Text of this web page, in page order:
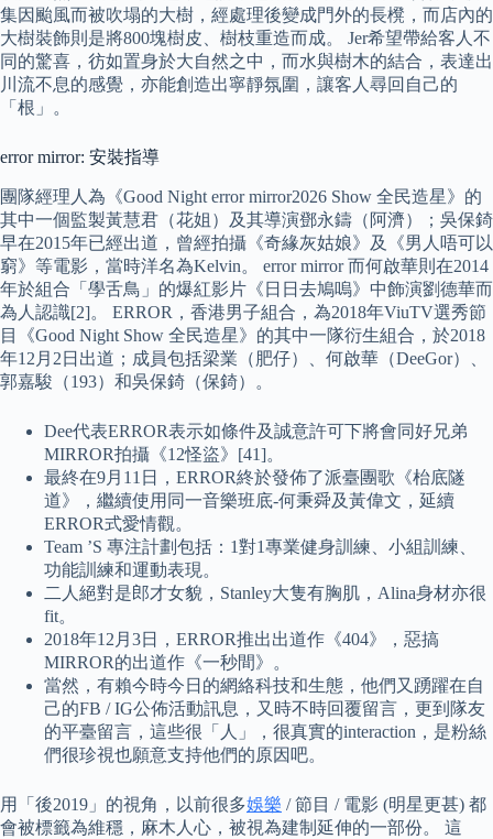
集因颱風而被吹塌的大樹，經處理後變成門外的長櫈，而店內的
大樹裝飾則是將800塊樹皮、樹枝重造而成。 Jer希望帶給客人不
同的驚喜，彷如置身於大自然之中，而水與樹木的結合，表達出
川流不息的感覺，亦能創造出寧靜氛圍，讓客人尋回自己的
「根」。
error mirror: 安裝指導
團隊經理人為《Good Night error mirror2026 Show 全民造星》的
其中一個監製黃慧君（花姐）及其導演鄧永鑄（阿濟）；吳保錡
早在2015年已經出道，曾經拍攝《奇緣灰姑娘》及《男人唔可以
窮》等電影，當時洋名為Kelvin。 error mirror 而何啟華則在2014
年於組合「學舌鳥」的爆紅影片《日日去鳩嗚》中飾演劉德華而
為人認識[2]。 ERROR，香港男子組合，為2018年ViuTV選秀節
目《Good Night Show 全民造星》的其中一隊衍生組合，於2018
年12月2日出道；成員包括梁業（肥仔）、何啟華（DeeGor）、
郭嘉駿（193）和吳保錡（保錡）。
Dee代表ERROR表示如條件及誠意許可下將會同好兄弟
MIRROR拍攝《12怪盜》[41]。
最終在9月11日，ERROR終於發佈了派臺團歌《枱底隧
道》，繼續使用同一音樂班底-何秉舜及黃偉文，延續
ERROR式愛情觀。
Team ’S 專注計劃包括：1對1專業健身訓練、小組訓練、
功能訓練和運動表現。
二人絕對是郎才女貌，Stanley大隻有胸肌，Alina身材亦很
fit。
2018年12月3日，ERROR推出出道作《404》，惡搞
MIRROR的出道作《一秒間》。
當然，有賴今時今日的網絡科技和生態，他們又踴躍在自
己的FB / IG公佈活動訊息，又時不時回覆留言，更到隊友
的平臺留言，這些很「人」，很真實的interaction，是粉絲
們很珍視也願意支持他們的原因吧。
用「後2019」的視角，以前很多娛樂 / 節目 / 電影 (明星更甚) 都
會被標籤為維穩，麻木人心，被視為建制延伸的一部份。 這